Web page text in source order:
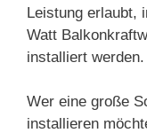
Leistung erlaubt,
Watt
installiert werden.
Wer eine große
installieren